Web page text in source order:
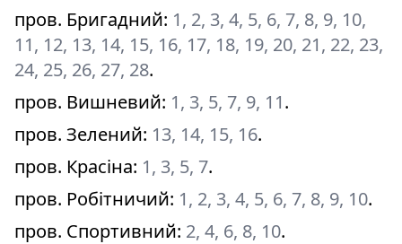
пров. Бригадний: 1, 2, 3, 4, 5, 6, 7, 8, 9, 10,
11, 12, 13, 14, 15, 16, 17, 18, 19, 20, 21, 22, 23,
24, 25, 26, 27, 28.
пров. Вишневий: 1, 3, 5, 7, 9, 11.
пров. Зелений: 13, 14, 15, 16.
пров. Красіна: 1, 3, 5, 7.
пров. Робітничий: 1, 2, 3, 4, 5, 6, 7, 8, 9, 10.
пров. Спортивний: 2, 4, 6, 8, 10.